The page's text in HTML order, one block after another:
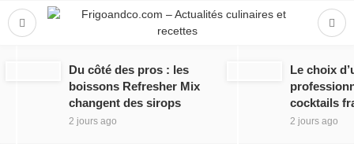
Du côté des pros : les
boissons Refresher Mix
changent des sirops
2 jours ago
Le choix
cocktails
2 jours ago